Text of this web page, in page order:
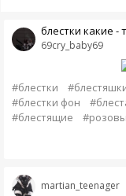
69cry_baby69
блестки какие -
#блестки
#блестки фон
#блестящие
martian_teenager